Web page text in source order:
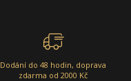
Dodání do 48 hodin, doprava
zdarma od 2000 Kč